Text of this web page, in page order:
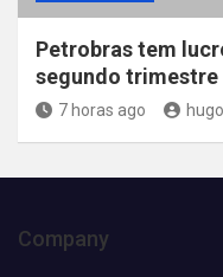
Petrobras tem
segundo trimestre
7 horas ago
Company